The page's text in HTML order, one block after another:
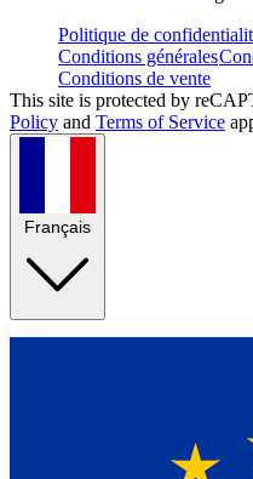
Politique de
Conditions générales
Conditions de vente
This site is protected by
Policy and Terms of Service
Français